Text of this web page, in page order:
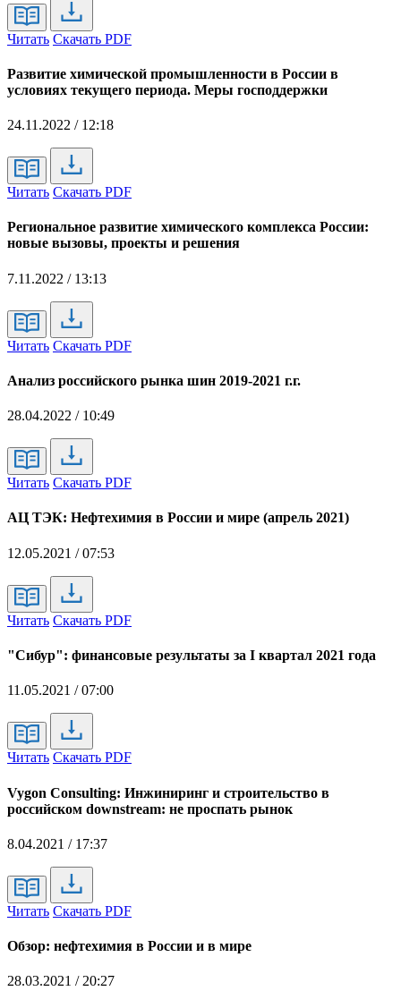
Читать Скачать PDF
Развитие химической промышленности в России в
условиях текущего периода. Меры господдержки
24.11.2022 / 12:18
Читать Скачать PDF
Региональное развитие химического комплекса России:
новые вызовы, проекты и решения
7.11.2022 / 13:13
Читать Скачать PDF
Анализ российского рынка шин 2019-2021 г.г.
28.04.2022 / 10:49
Читать Скачать PDF
АЦ ТЭК: Нефтехимия в России и мире (апрель 2021)
12.05.2021 / 07:53
Читать Скачать PDF
"Сибур": финансовые результаты за I квартал 2021 года
11.05.2021 / 07:00
Читать Скачать PDF
Vygon Consulting: Инжиниринг и строительство в
российском downstream: не проспать рынок
8.04.2021 / 17:37
Читать Скачать PDF
Обзор: нефтехимия в России и в мире
28.03.2021 / 20:27